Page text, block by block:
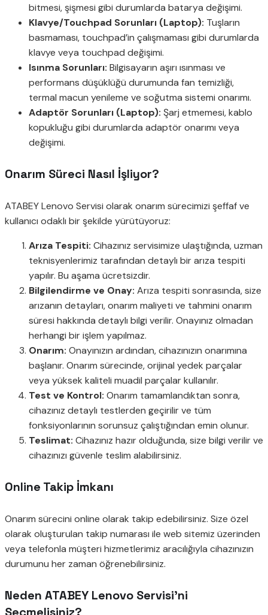
bitmesi, şişmesi gibi durumlarda batarya değişimi.
Klavye/Touchpad Sorunları (Laptop): Tuşların
basmaması, touchpad’in çalışmaması gibi durumlarda
klavye veya touchpad değişimi.
Isınma Sorunları: Bilgisayarın aşırı ısınması ve
performans düşüklüğü durumunda fan temizliği,
termal macun yenileme ve soğutma sistemi onarımı.
Adaptör Sorunları (Laptop): Şarj etmemesi, kablo
kopukluğu gibi durumlarda adaptör onarımı veya
değişimi.
Onarım Süreci Nasıl İşliyor?
ATABEY Lenovo Servisi olarak onarım sürecimizi şeffaf ve
kullanıcı odaklı bir şekilde yürütüyoruz:
Arıza Tespiti: Cihazınız servisimize ulaştığında, uzman
teknisyenlerimiz tarafından detaylı bir arıza tespiti
yapılır. Bu aşama ücretsizdir.
Bilgilendirme ve Onay: Arıza tespiti sonrasında, size
arızanın detayları, onarım maliyeti ve tahmini onarım
süresi hakkında detaylı bilgi verilir. Onayınız olmadan
herhangi bir işlem yapılmaz.
Onarım: Onayınızın ardından, cihazınızın onarımına
başlanır. Onarım sürecinde, orijinal yedek parçalar
veya yüksek kaliteli muadil parçalar kullanılır.
Test ve Kontrol: Onarım tamamlandıktan sonra,
cihazınız detaylı testlerden geçirilir ve tüm
fonksiyonlarının sorunsuz çalıştığından emin olunur.
Teslimat: Cihazınız hazır olduğunda, size bilgi verilir ve
cihazınızı güvenle teslim alabilirsiniz.
Online Takip İmkanı
Onarım sürecini online olarak takip edebilirsiniz. Size özel
olarak oluşturulan takip numarası ile web sitemiz üzerinden
veya telefonla müşteri hizmetlerimiz aracılığıyla cihazınızın
durumunu her zaman öğrenebilirsiniz.
Neden ATABEY Lenovo Servisi’ni